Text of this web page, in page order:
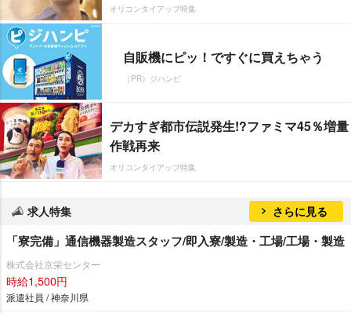
オリコンタイアップ特集
自販機にピッ！ですぐに買えちゃう
（PR）ジハンピ
デカすぎ都市伝説発生!?ファミマ45％増量
作戦再来
オリコンタイアップ特集
求人特集 さらに見る
「寮完備」通信機器製造スタッフ/即入寮/製造・工場/工場・製造
株式会社京栄センター
時給1,500円
派遣社員 / 神奈川県